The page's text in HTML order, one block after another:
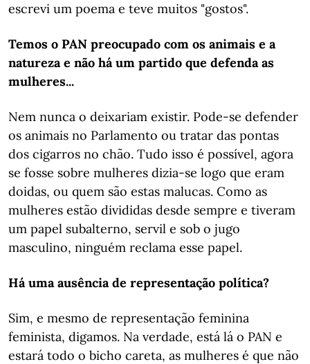
escrevi um poema e teve muitos "gostos".
Temos o PAN preocupado com os animais e a
natureza e não há um partido que defenda as
mulheres...
Nem nunca o deixariam existir. Pode-se defender
os animais no Parlamento ou tratar das pontas
dos cigarros no chão. Tudo isso é possível, agora
se fosse sobre mulheres dizia-se logo que eram
doidas, ou quem são estas malucas. Como as
mulheres estão divididas desde sempre e tiveram
um papel subalterno, servil e sob o jugo
masculino, ninguém reclama esse papel.
Há uma ausência de representação política?
Sim, e mesmo de representação feminina
feminista, digamos. Na verdade, está lá o PAN e
estará todo o bicho careta, as mulheres é que não